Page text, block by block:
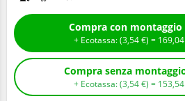
+ Ecotassa: (3,54€ ) = 169,04
+ Ecotassa: (3,54€ ) = 153,54